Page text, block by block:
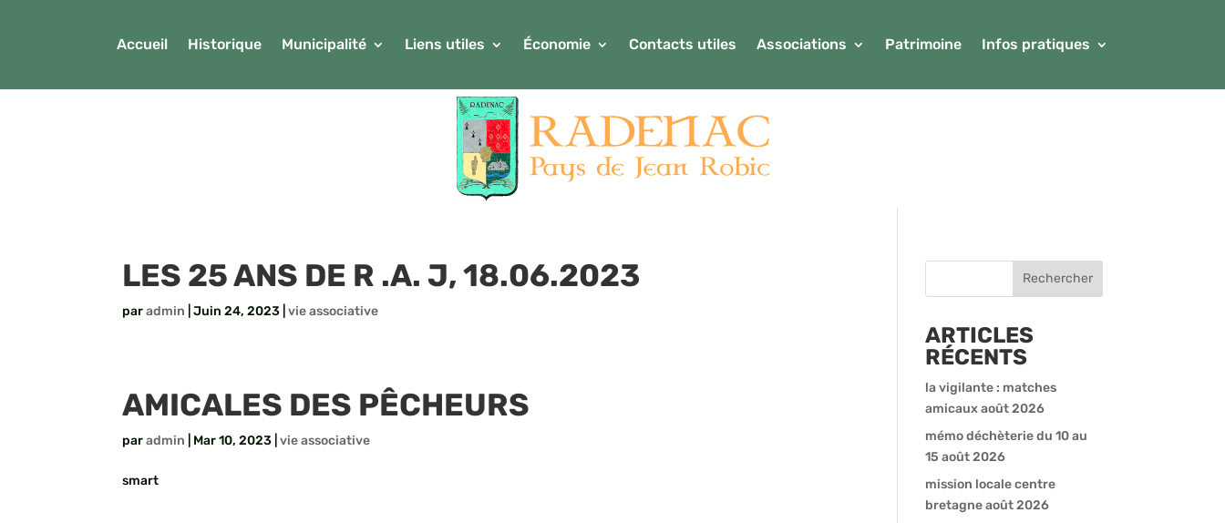
Accueil Historique Municipalité Liens utiles Économie Contacts utiles Associations Patrimoine Infos pratiques
LES 25 ANS DE R .A. J, 18.06.2023
paradmin |Juin 24, 2023 |vie associative
AMICALES DES PÊCHEURS
paradmin Mar 10, 2023 |vie associative
smart
ARTICLES
RÉCENTS
la vigilante : matches
amicaux août 2026
mémo déchèterie du 10 au
15 août 2026
mission locale centre
bretagne août 2026